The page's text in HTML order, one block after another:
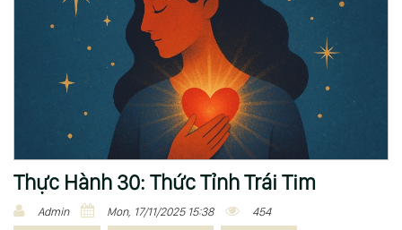
n
g
Thực Hành 30: Thức Tỉnh Trái Tim
Admin Mon, 17/11/2025 15:38 454